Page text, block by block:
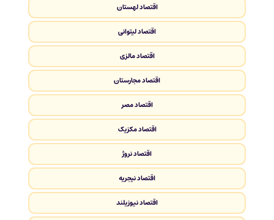
اقتصاد لهستان
اقتصاد لیتوانی
اقتصاد مالزی
اقتصاد مجارستان
اقتصاد مصر
اقتصاد مکزیک
اقتصاد نروژ
اقتصاد نیجریه
اقتصاد نیوزیلند